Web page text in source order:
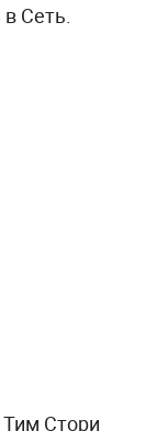
в Сеть.
Стори